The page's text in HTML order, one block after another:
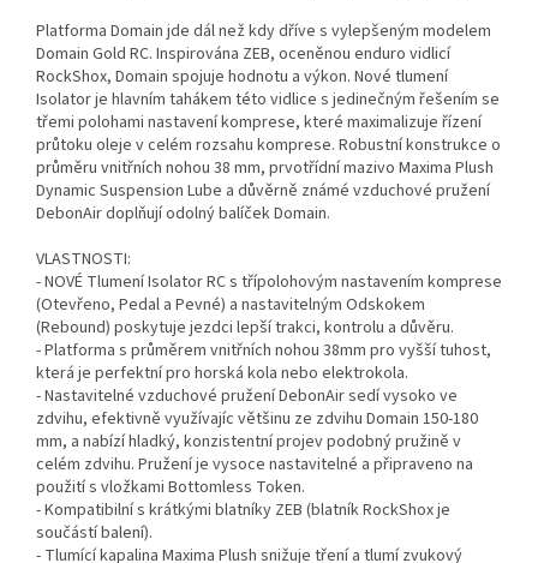
Platforma Domain jde dál než kdy dříve s vylepšeným modelem
Domain Gold RC. Inspirována ZEB, oceněnou enduro vidlicí
RockShox, Domain spojuje hodnotu a výkon. Nové tlumení
Isolator je hlavním tahákem této vidlice s jedinečným řešením se
třemi polohami nastavení komprese, které maximalizuje řízení
průtoku oleje v celém rozsahu komprese. Robustní konstrukce o
průměru vnitřních nohou 38 mm, prvotřídní mazivo Maxima Plush
Dynamic Suspension Lube a důvěrně známé vzduchové pružení
DebonAir doplňují odolný balíček Domain.
VLASTNOSTI:
- NOVÉ Tlumení Isolator RC s třípolohovým nastavením komprese
(Otevřeno, Pedal a Pevné) a nastavitelným Odskokem
(Rebound) poskytuje jezdci lepší trakci, kontrolu a důvěru.
- Platforma s průměrem vnitřních nohou 38mm pro vyšší tuhost,
která je perfektní pro horská kola nebo elektrokola.
- Nastavitelné vzduchové pružení DebonAir sedí vysoko ve
zdvihu, efektivně využívajíc většinu ze zdvihu Domain 150-180
mm, a nabízí hladký, konzistentní projev podobný pružině v
celém zdvihu. Pružení je vysoce nastavitelné a připraveno na
použití s vložkami Bottomless Token.
- Kompatibilní s krátkými blatníky ZEB (blatník RockShox je
součástí balení).
- Tlumící kapalina Maxima Plush snižuje tření a tlumí zvukový